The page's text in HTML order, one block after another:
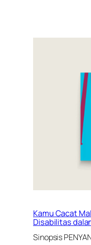
Kamu Cacat
Disabilitas
Sinopsis